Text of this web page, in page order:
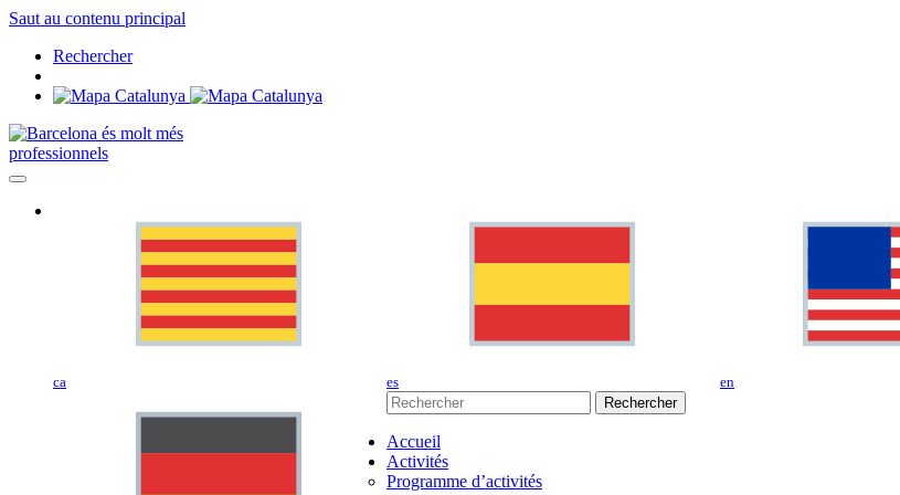
Saut au contenu principal
Rechercher
professionnels
ca es en
Rechercher
Accueil
Activités
Programme d’activités